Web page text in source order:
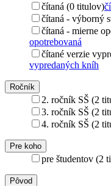
čítaná (0 titulov)
čítaná - výborný
čítaná - mierne
opotrebovaná
čítané verzie
vypredaných kníh
Ročník
2. ročník SŠ (2
3. ročník SŠ (2
4. ročník SŠ (2
Pre koho
pre študentov (2
Pôvod